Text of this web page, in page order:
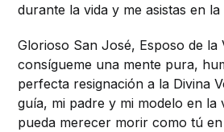
durante la vida y me asistas en
Glorioso San José, Esposo de la
consígueme una mente pura,
perfecta resignación a la Divina
guía, mi padre y mi modelo en la
pueda merecer morir como tú